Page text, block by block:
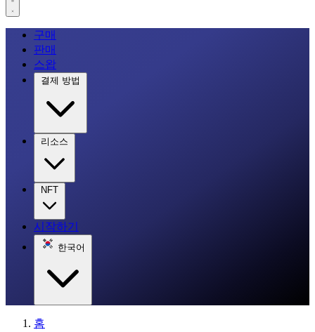
구매
판매
스왑
결제 방법
리소스
NFT
시작하기
한국어
홈